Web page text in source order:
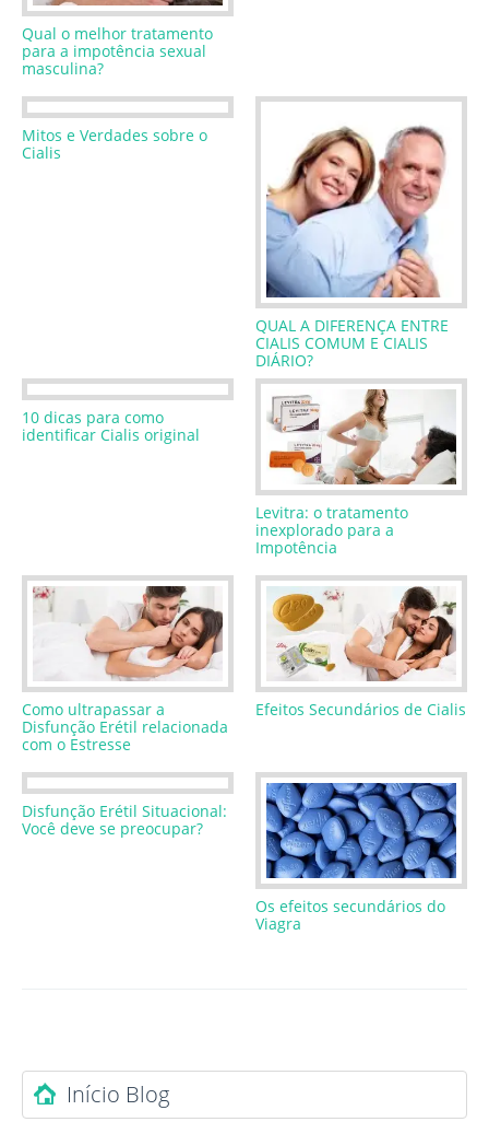
Qual o melhor tratamento
para a impotência sexual
masculina?
Mitos e Verdades sobre o
Cialis
QUAL A DIFERENÇA ENTRE
CIALIS COMUM E CIALIS
DIÁRIO?
10 dicas para como
identificar Cialis original
Levitra: o tratamento
inexplorado para a
Impotência
Como ultrapassar a
Disfunção Erétil relacionada
com o Estresse
Efeitos Secundários de Cialis
Disfunção Erétil Situacional:
Você deve se preocupar?
Os efeitos secundários do
Viagra
Início Blog